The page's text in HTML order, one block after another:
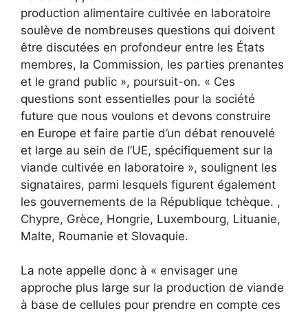
production alimentaire cultivée en laboratoire
soulève de nombreuses questions qui doivent
être discutées en profondeur entre les États
membres, la Commission, les parties prenantes
et le grand public », poursuit-on. « Ces
questions sont essentielles pour la société
future que nous voulons et devons construire
en Europe et faire partie d’un débat renouvelé
et large au sein de l’UE, spécifiquement sur la
viande cultivée en laboratoire », soulignent les
signataires, parmi lesquels figurent également
les gouvernements de la République tchèque. ,
Chypre, Grèce, Hongrie, Luxembourg, Lituanie,
Malte, Roumanie et Slovaquie.
La note appelle donc à « envisager une
approche plus large sur la production de viande
à base de cellules pour prendre en compte ces